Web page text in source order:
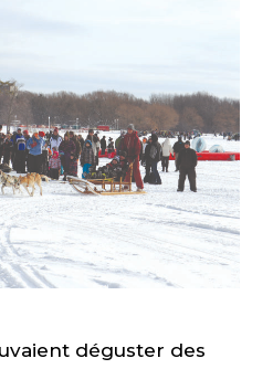
déguster des